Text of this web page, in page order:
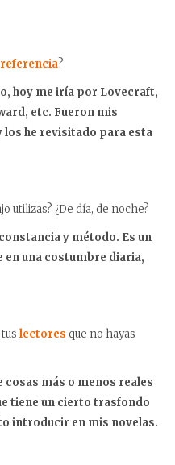
?
hoy me iría por Lovecraft,
etc. Fueron mis
los he revisitado para esta
utilizas? ¿De día, de noche?
y método. Es un
una costumbre diaria,
lectores que no hayas
cosas más o menos reales
tiene un cierto trasfondo
introducir en mis novelas.